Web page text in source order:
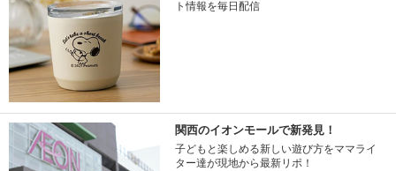
ト情報を毎日配信
関西のイオンモールで新発見！
子どもと楽しめる新しい遊び方をママライ
ター達が現地から最新リポ！